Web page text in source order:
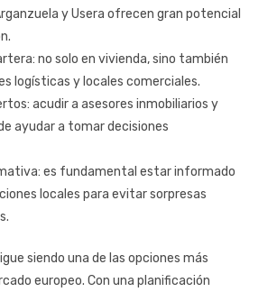
y Usera ofrecen gran potencial
no solo en vivienda, sino también
logísticas y locales comerciales.
acudir a asesores inmobiliarios y
ayudar a tomar decisiones
es fundamental estar informado
locales para evitar sorpresas
siendo una de las opciones más
europeo. Con una planificación